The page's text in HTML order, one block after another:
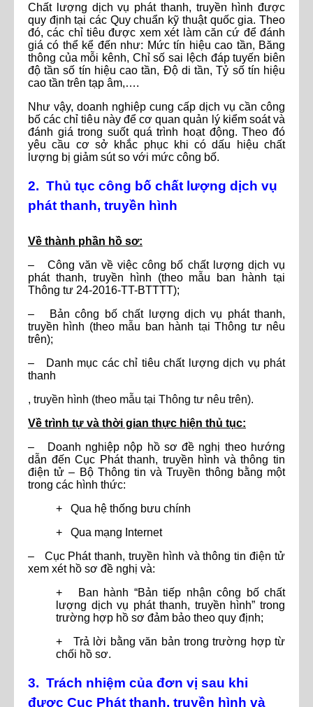
Chất lượng dịch vụ phát thanh, truyền hình được
quy định tại các Quy chuẩn kỹ thuật quốc gia. Theo
đó, các chỉ tiêu được xem xét làm căn cứ để đánh
giá có thể kể đến như: Mức tín hiệu cao tần, Băng
thông của mỗi kênh, Chỉ số sai lệch đáp tuyến biên
độ tần số tín hiệu cao tần, Độ di tần, Tỷ số tín hiệu
cao tần trên tạp âm,….
Như vậy, doanh nghiệp cung cấp dịch vụ cần công
bố các chỉ tiêu này để cơ quan quản lý kiểm soát và
đánh giá trong suốt quá trình hoạt động. Theo đó
yêu cầu cơ sở khắc phục khi có dấu hiệu chất
lượng bị giảm sút so với mức công bố.
2. Thủ tục công bố chất lượng dịch vụ
phát thanh, truyền hình
Về thành phần hồ sơ:
– Công văn về việc công bố chất lượng dịch vụ
phát thanh, truyền hình (theo mẫu ban hành tại
Thông tư 24-2016-TT-BTTTT);
– Bản công bố chất lượng dịch vụ phát thanh,
truyền hình (theo mẫu ban hành tại Thông tư nêu
trên);
– Danh mục các chỉ tiêu chất lượng dịch vụ phát
thanh
, truyền hình (theo mẫu tại Thông tư nêu trên).
Về trình tự và thời gian thực hiện thủ tục:
– Doanh nghiệp nộp hồ sơ đề nghị theo hướng
dẫn đến Cục Phát thanh, truyền hình và thông tin
điện tử – Bộ Thông tin và Truyền thông bằng một
trong các hình thức:
+ Qua hệ thống bưu chính
+ Qua mạng Internet
– Cục Phát thanh, truyền hình và thông tin điện tử
xem xét hồ sơ đề nghị và:
+ Ban hành “Bản tiếp nhận công bố chất
lượng dịch vụ phát thanh, truyền hình” trong
trường hợp hồ sơ đảm bảo theo quy định;
+ Trả lời bằng văn bản trong trường hợp từ
chối hồ sơ.
3. Trách nhiệm của đơn vị sau khi
được Cục Phát thanh, truyền hình và